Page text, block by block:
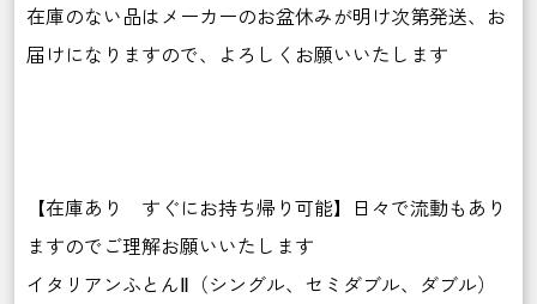
在庫のない品はメーカーのお盆休みが明け次第発送、お
届けになりますので、よろしくお願いいたします
【在庫あり すぐにお持ち帰り可能】日々で流動もあり
ますのでご理解お願いいたします
イタリアンふとんⅡ（シングル、セミダブル、ダブル）